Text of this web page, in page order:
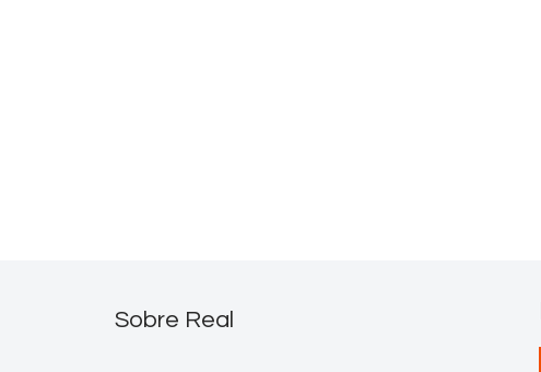
Sobre Real